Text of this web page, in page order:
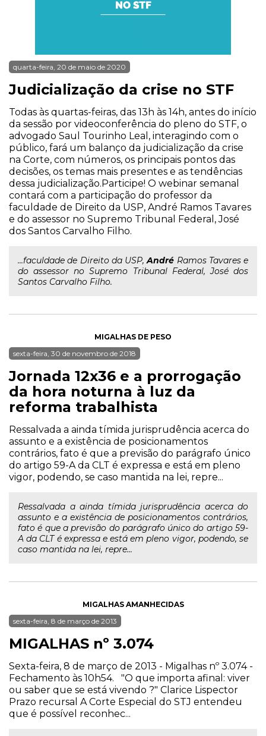
quarta-feira, 20 de maio de 2020
Judicialização da crise no STF
Todas às quartas-feiras, das 13h às 14h, antes do início
da sessão por videoconferência do pleno do STF, o
advogado Saul Tourinho Leal, interagindo com o
público, fará um balanço da judicialização da crise
na Corte, com números, os principais pontos das
decisões, os temas mais presentes e as tendências
dessa judicialização.Participe! O webinar semanal
contará com a participação do professor da
faculdade de Direito da USP, André Ramos Tavares
e do assessor no Supremo Tribunal Federal, José
dos Santos Carvalho Filho.
...faculdade de Direito da USP,André Ramos Tavares e
do assessor no Supremo Tribunal Federal, José dos
Santos Carvalho Filho.
MIGALHAS DE PESO
sexta-feira, 30 de novembro de 2018
Jornada 12x36 e a prorrogação
da hora noturna à luz da
reforma trabalhista
Ressalvada a ainda tímida jurisprudência acerca do
assunto e a existência de posicionamentos
contrários, fato é que a previsão do parágrafo único
do artigo 59-A da CLT é expressa e está em pleno
vigor, podendo, se caso mantida na lei, repre...
Ressalvada a ainda tímida jurisprudência acerca do
assunto e a existência de posicionamentos contrários,
fato é que a previsão do parágrafo único do artigo 59-
A da CLT é expressa e está em pleno vigor, podendo, se
caso mantida na lei, repre...
MIGALHAS AMANHECIDAS
sexta-feira, 8 de março de 2013
MIGALHAS nº 3.074
Sexta-feira, 8 de março de 2013 - Migalhas nº 3.074 -
Fechamento às 10h54. "O que importa afinal: viver
ou saber que se está vivendo ?" Clarice Lispector
Prazo recursal A Corte Especial do STJ entendeu
que é possível reconhec...